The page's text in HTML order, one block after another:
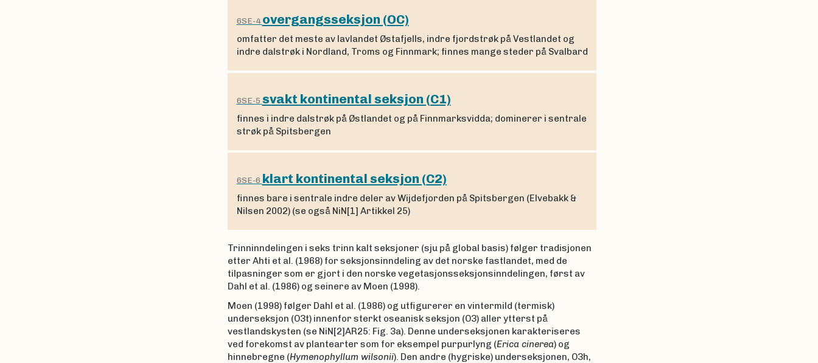
6SE-4 overgangsseksjon (OC)
omfatter det meste av lavlandet Østafjells, indre fjordstrøk på Vestlandet og
indre dalstrøk i Nordland, Troms og Finnmark; finnes mange steder på Svalbard
6SE-5 svakt kontinental seksjon (C1)
finnes i indre dalstrøk på Østlandet og på Finnmarksvidda; dominerer i sentrale
strøk på Spitsbergen
6SE-6 klart kontinental seksjon (C2)
finnes bare i sentrale indre deler av Wijdefjorden på Spitsbergen (Elvebakk &
Nilsen 2002) (se også NiN[1] Artikkel 25)
Trinninndelingen i seks trinn kalt seksjoner (sju på global basis) følger tradisjonen
etter Ahti et al. (1968) for seksjonsinndeling av det norske fastlandet, med de
tilpasninger som er gjort i den norske vegetasjonsseksjons­inndelingen, først av
Dahl et al. (1986) og seinere av Moen (1998).
Moen (1998) følger Dahl et al. (1986) og utfigurerer en vintermild (termisk)
underseksjon (O3t) innenfor sterkt oseanisk seksjon (O3) aller ytterst på
vestlandskysten (se NiN[2]AR25: Fig. 3a). Denne underseksjonen karakteriseres
ved forekomst av plantearter som for eksempel purpurlyng (Erica cinerea) og
hinnebregne (Hymenophyllum wilsonii). Den andre (hygriske) underseksjonen, O3h,